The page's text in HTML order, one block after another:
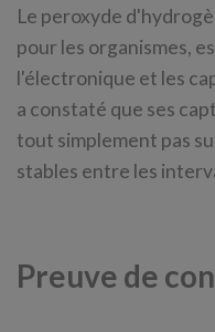
Le peroxyde
pour les organismes,
l'électronique et les
a constaté que ses
tout simplement pas
stables entre les
Preuve de